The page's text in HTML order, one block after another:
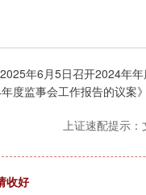
年6月5日召开2024年年
度监事会工作报告的议案
上证速配提示：
收好